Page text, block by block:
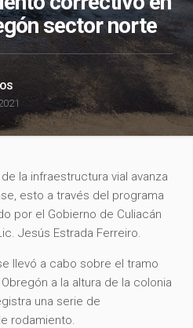
sector norte
la infraestructura vial avanza
esto a través del programa
por el Gobierno de Culiacán
Jesús Estrada Ferreiro.
llevó a cabo sobre el tramo
a la altura de la colonia
una serie de
rodamiento.